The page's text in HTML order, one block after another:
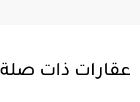
عقارات ذات صلة